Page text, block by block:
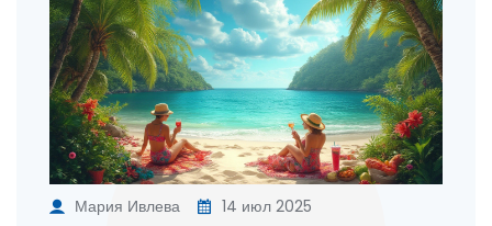
Мария Ивлева 14 июл 2025